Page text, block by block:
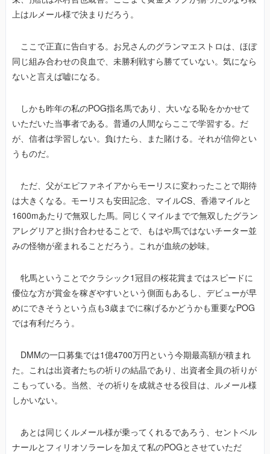
上はルメール様で決まりだろう。
ここで正直に告白する。お兄さんのグランマエストロは、ほぼ
同じ組み合わせの良血で、未勝利戦すら勝てていない。気になら
ないと言えば嘘になる。
しかも昨年の私のPOG指名馬であり、大いなる恥をかかせて
いただいた当事者である。普通の人間ならここで学習する。だ
が、信者は学習しない。負けたら、また賭ける。それが信仰とい
うものだ。
ただ、父がエピファネイアからモーリスに変わったことで期待
は大きくなる。モーリスも安田記念、マイルCS、香港マイルと
1600mあたりで無双した馬。同じくマイルまでで無双したグラン
アレグリアと掛け合わせることで、もはや馬ではないチーター並
みの怪物が産まれることだろう。これが血統の妙味。
牝馬ということでクラシック1冠目の桜花賞まではスピードに
優位な方が賞金を稼ぎやすいという側面もあるし、デビューが早
めにできそうという点も3歳までに稼げるかどうかも重要なPOG
では有利だろう。
DMMの一口募集では1億4700万円という今期最高額が積まれ
た。これは出資者たちの祈りの結晶であり、出資者全員の祈りが
こもっている。当然、その祈りを成就させる役目は、ルメール様
しかいない。
あとは同じくルメール様が乗ってくれるであろう、セントベル
ナールとフィリオソラーレを加えて私のPOGとさせていただ